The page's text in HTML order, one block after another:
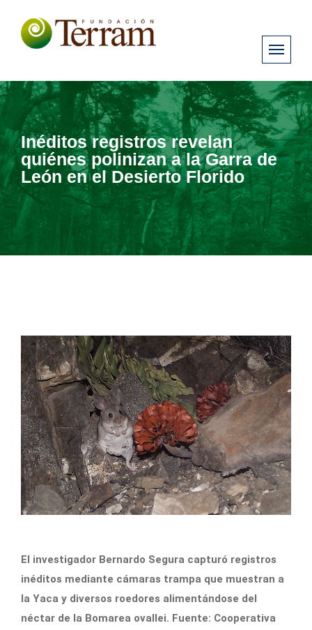
Inéditos registros revelan
quiénes polinizan a la Garra de
León en el Desierto Florido
El investigador Bernardo Segura capturó registros
inéditos mediante cámaras trampa que muestran a
la Yaca y diversos roedores alimentándose del
néctar de la Bomarea ovallei. Fuente: Cooperativa